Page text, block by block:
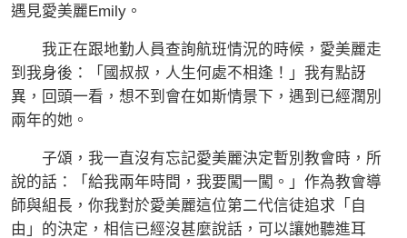
遇見愛美麗Emily。
我正在跟地勤人員查詢航班情況的時候，愛美麗走
到我身後：「國叔叔，人生何處不相逢！」我有點訝
異，回頭一看，想不到會在如斯情景下，遇到已經濶別
兩年的她。
子頌，我一直沒有忘記愛美麗決定暫別教會時，所
說的話：「給我兩年時間，我要闖一闖。」作為教會導
師與組長，你我對於愛美麗這位第二代信徒追求「自
由」的決定，相信已經沒甚麼說話，可以讓她聽進耳